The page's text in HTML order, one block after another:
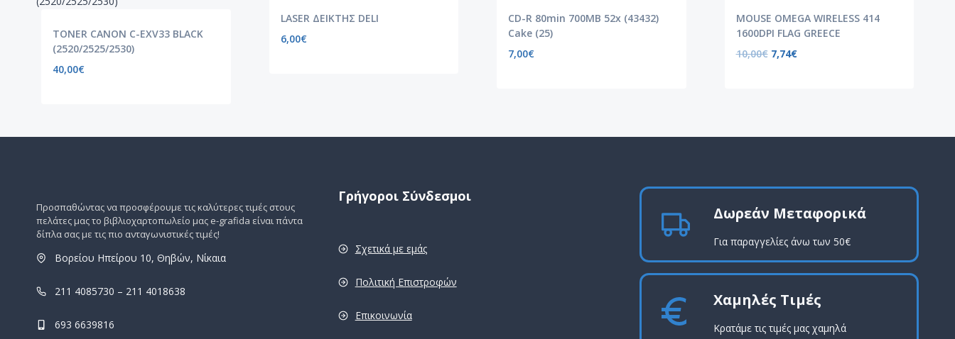
TONER CANON C-EXV33 BLACK
(2520/2525/2530)
40,00€
LASER ΔΕΙΚΤΗΣ DELI
6,00€
CD-R 80min 700MB 52x (43432)
Cake (25)
7,00€
MOUSE OMEGA WIRELESS 414
1600DPI FLAG GREECE
10,00€ 7,74€
Προσπαθώντας να προσφέρουμε τις καλύτερες τιμές στους
πελάτες μας το βιβλιοχαρτοπωλείο μας e-grafida είναι πάντα
δίπλα σας με τις πιο ανταγωνιστικές τιμές!
Βορείου Ηπείρου 10, Θηβών, Νίκαια
211 4085730 – 211 4018638
693 6639816
Γρήγοροι Σύνδεσμοι
Σχετικά με εμάς
Πολιτική Επιστροφών
Επικοινωνία
Δωρεάν Μεταφορικά
Για παραγγελίες άνω των 50€
Χαμηλές Τιμές
Κρατάμε τις τιμές μας χαμηλά